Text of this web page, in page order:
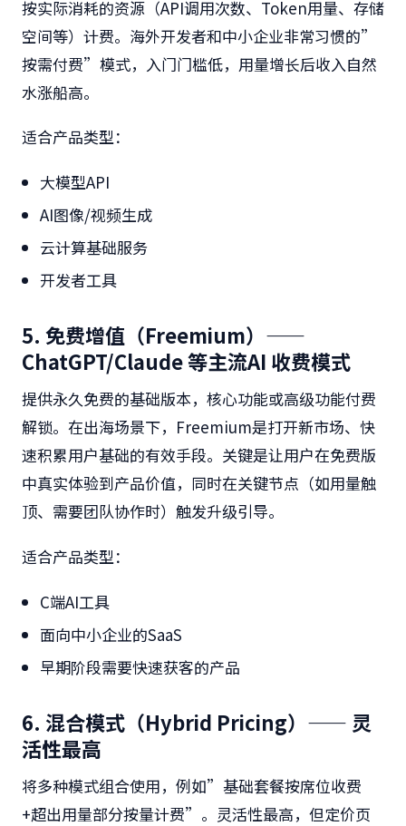
按实际消耗的资源（API调用次数、Token用量、存储
空间等）计费。海外开发者和中小企业非常习惯的”
按需付费”模式，入门门槛低，用量增长后收入自然
水涨船高。
适合产品类型：
大模型API
AI图像/视频生成
云计算基础服务
开发者工具
5. 免费增值（Freemium）——
ChatGPT/Claude 等主流AI 收费模式
提供永久免费的基础版本，核心功能或高级功能付费
解锁。在出海场景下，Freemium是打开新市场、快
速积累用户基础的有效手段。关键是让用户在免费版
中真实体验到产品价值，同时在关键节点（如用量触
顶、需要团队协作时）触发升级引导。
适合产品类型：
C端AI工具
面向中小企业的SaaS
早期阶段需要快速获客的产品
6. 混合模式（Hybrid Pricing）—— 灵
活性最高
将多种模式组合使用，例如”基础套餐按席位收费
+超出用量部分按量计费”。灵活性最高，但定价页